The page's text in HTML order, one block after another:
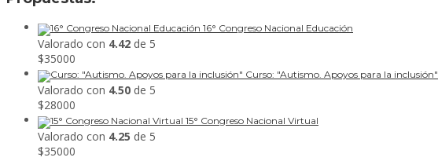
16° Congreso Nacional Educación
Valorado con 4.42 de 5
$35000
Curso: "Autismo. Apoyos para la inclusión"
Valorado con 4.50 de 5
$28000
15° Congreso Nacional Virtual
Valorado con 4.25 de 5
$35000